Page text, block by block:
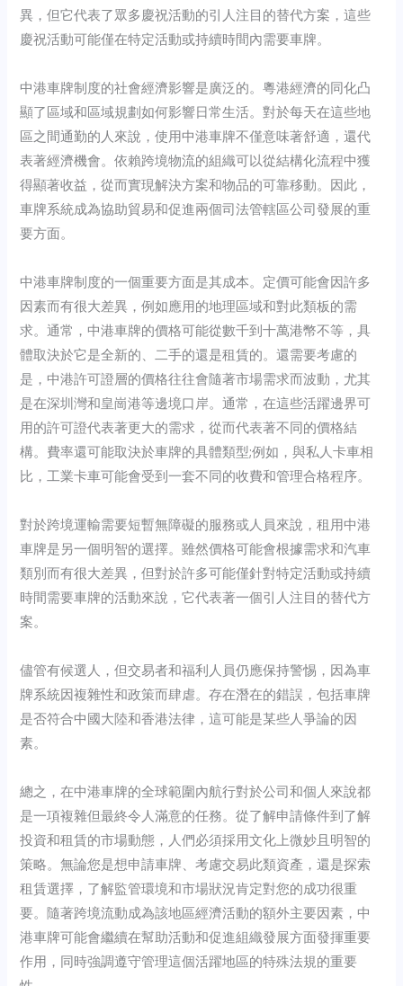
異，但它代表了眾多慶祝活動的引人注目的替代方案，這些
慶祝活動可能僅在特定活動或持續時間內需要車牌。
中港車牌制度的社會經濟影響是廣泛的。粵港經濟的同化凸
顯了區域和區域規劃如何影響日常生活。對於每天在這些地
區之間通勤的人來說，使用中港車牌不僅意味著舒適，還代
表著經濟機會。依賴跨境物流的組織可以從結構化流程中獲
得顯著收益，從而實現解決方案和物品的可靠移動。因此，
車牌系統成為協助貿易和促進兩個司法管轄區公司發展的重
要方面。
中港車牌制度的一個重要方面是其成本。定價可能會因許多
因素而有很大差異，例如應用的地理區域和對此類板的需
求。通常，中港車牌的價格可能從數千到十萬港幣不等，具
體取決於它是全新的、二手的還是租賃的。還需要考慮的
是，中港許可證層的價格往往會隨著市場需求而波動，尤其
是在深圳灣和皇崗港等邊境口岸。通常，在這些活躍邊界可
用的許可證代表著更大的需求，從而代表著不同的價格結
構。費率還可能取決於車牌的具體類型;例如，與私人卡車相
比，工業卡車可能會受到一套不同的收費和管理合格程序。
對於跨境運輸需要短暫無障礙的服務或人員來說，租用中港
車牌是另一個明智的選擇。雖然價格可能會根據需求和汽車
類別而有很大差異，但對於許多可能僅針對特定活動或持續
時間需要車牌的活動來說，它代表著一個引人注目的替代方
案。
儘管有候選人，但交易者和福利人員仍應保持警惕，因為車
牌系統因複雜性和政策而肆虐。存在潛在的錯誤，包括車牌
是否符合中國大陸和香港法律，這可能是某些人爭論的因
素。
總之，在中港車牌的全球範圍內航行對於公司和個人來說都
是一項複雜但最終令人滿意的任務。從了解申請條件到了解
投資和租賃的市場動態，人們必須採用文化上微妙且明智的
策略。無論您是想申請車牌、考慮交易此類資產，還是探索
租賃選擇，了解監管環境和市場狀況肯定對您的成功很重
要。隨著跨境流動成為該地區經濟活動的額外主要因素，中
港車牌可能會繼續在幫助活動和促進組織發展方面發揮重要
作用，同時強調遵守管理這個活躍地區的特殊法規的重要